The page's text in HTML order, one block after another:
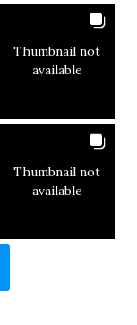
Thumbnail not
available
Thumbnail not
available